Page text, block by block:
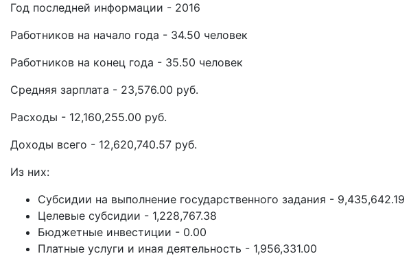
Год последней информации - 2016
Работников на начало года - 34.50 человек
Работников на конец года - 35.50 человек
Средняя зарплата - 23,576.00 руб.
Расходы - 12,160,255.00 руб.
Доходы всего - 12,620,740.57 руб.
Из них:
Субсидии на выполнение государственного задания - 9,435,642.19
Целевые субсидии - 1,228,767.38
Бюджетные инвестиции - 0.00
Платные услуги и иная деятельность - 1,956,331.00